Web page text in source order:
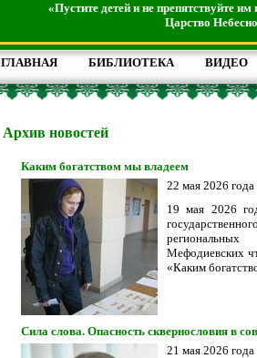
«Пустите детей и не препятствуйте
Царство
ГЛАВНАЯ БИБЛИОТЕКА ВИДЕО
Архив новостей
Каким богатством мы владеем
22 мая 2026 года
19 мая 2026
Мефодиевских
«Каким
Сила слова. Опасность сквернословия в
21 мая 2026 года